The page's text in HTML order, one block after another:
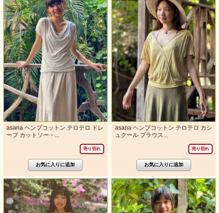
asana ヘンプコットン テロテロ ドレ
ープ カットソー・...
売り切れ
asana ヘンプコットン テロテロ カシ
ュクール ブラウス...
売り切れ